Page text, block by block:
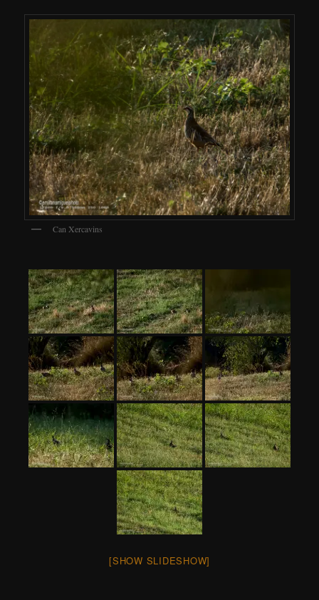
Can Xercavins
[SHOW SLIDESHOW]